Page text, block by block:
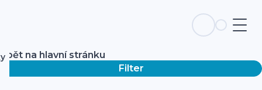
Zpět na hlavní stránku
Filter